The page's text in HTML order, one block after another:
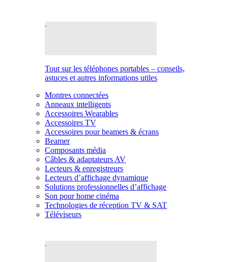
Tout sur les téléphones portables – conseils,
astuces et autres informations utiles
Montres connectées
Anneaux intelligents
Accessoires Wearables
Accessoires TV
Accessoires pour beamers & écrans
Beamer
Composants média
Câbles & adaptateurs AV
Lecteurs & enregistreurs
Lecteurs d’affichage dynamique
Solutions professionnelles d’affichage
Son pour home cinéma
Technologies de réception TV & SAT
Téléviseurs